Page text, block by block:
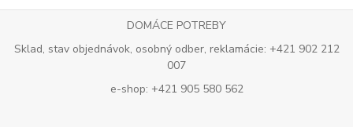
DOMÁCE POTREBY
Sklad, stav objednávok, osobný odber, reklamácie: +421 902 212
007
e-shop: +421 905 580 562